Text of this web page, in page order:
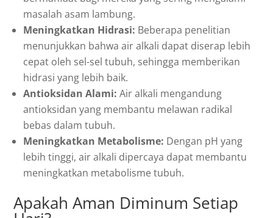
masalah asam lambung.
Meningkatkan Hidrasi: Beberapa penelitian
menunjukkan bahwa air alkali dapat diserap lebih
cepat oleh sel-sel tubuh, sehingga memberikan
hidrasi yang lebih baik.
Antioksidan Alami: Air alkali mengandung
antioksidan yang membantu melawan radikal
bebas dalam tubuh.
Meningkatkan Metabolisme: Dengan pH yang
lebih tinggi, air alkali dipercaya dapat membantu
meningkatkan metabolisme tubuh.
Apakah Aman Diminum Setiap